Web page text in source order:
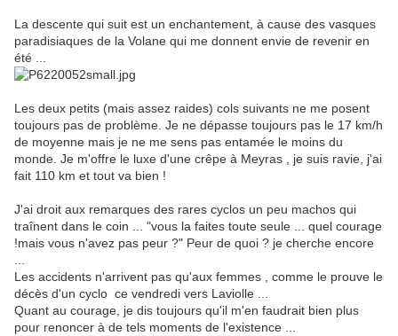
La descente qui suit est un enchantement, à cause des vasques
paradisiaques de la Volane qui me donnent envie de revenir en
été ...
Les deux petits (mais assez raides) cols suivants ne me posent
toujours pas de problème. Je ne dépasse toujours pas le 17 km/h
de moyenne mais je ne me sens pas entamée le moins du
monde. Je m'offre le luxe d'une crêpe à Meyras , je suis ravie, j'ai
fait 110 km et tout va bien !
J'ai droit aux remarques des rares cyclos un peu machos qui
traînent dans le coin ... "vous la faites toute seule ... quel courage
!mais vous n'avez pas peur ?" Peur de quoi ? je cherche encore
Les accidents n'arrivent pas qu'aux femmes , comme le prouve le
décès d'un cyclo ce vendredi vers Laviolle ...
Quant au courage, je dis toujours qu'il m'en faudrait bien plus
pour renoncer à de tels moments de l'existence ...